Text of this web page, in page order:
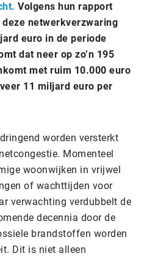
Volgens hun rapport
netwerkverzwaring
euro in de periode
dat neer op zo’n 195
met ruim 10.000 euro
11 miljard euro per
worden versterkt
Momenteel
woonwijken in vrijwel
of wachttijden voor
verwachting verdubbelt de
decennia door de
brandstoffen worden
Dit is niet alleen